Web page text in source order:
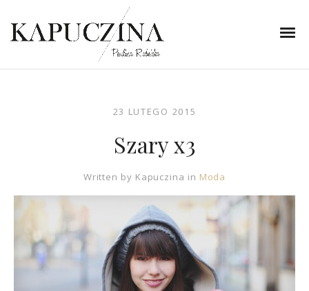
23 LUTEGO 2015
Szary x3
Written by Kapuczina in Moda